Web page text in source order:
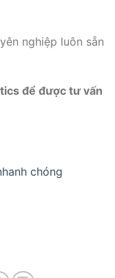
nghiệp luôn sẵn
để được tư vấn
chóng